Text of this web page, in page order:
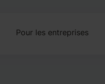
Pour les entreprises